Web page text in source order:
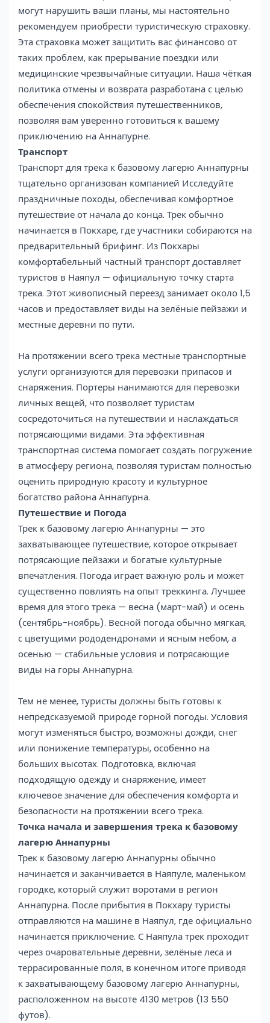
могут нарушить ваши планы, мы настоятельно
рекомендуем приобрести туристическую страховку.
Эта страховка может защитить вас финансово от
таких проблем, как прерывание поездки или
медицинские чрезвычайные ситуации. Наша чёткая
политика отмены и возврата разработана с целью
обеспечения спокойствия путешественников,
позволяя вам уверенно готовиться к вашему
приключению на Аннапурне.
Транспорт
Транспорт для трека к базовому лагерю Аннапурны
тщательно организован компанией Исследуйте
праздничные походы, обеспечивая комфортное
путешествие от начала до конца. Трек обычно
начинается в Покхаре, где участники собираются на
предварительный брифинг. Из Покхары
комфортабельный частный транспорт доставляет
туристов в Наяпул — официальную точку старта
трека. Этот живописный переезд занимает около 1,5
часов и предоставляет виды на зелёные пейзажи и
местные деревни по пути.
На протяжении всего трека местные транспортные
услуги организуются для перевозки припасов и
снаряжения. Портеры нанимаются для перевозки
личных вещей, что позволяет туристам
сосредоточиться на путешествии и наслаждаться
потрясающими видами. Эта эффективная
транспортная система помогает создать погружение
в атмосферу региона, позволяя туристам полностью
оценить природную красоту и культурное
богатство района Аннапурна.
Путешествие и Погода
Трек к базовому лагерю Аннапурны — это
захватывающее путешествие, которое открывает
потрясающие пейзажи и богатые культурные
впечатления. Погода играет важную роль и может
существенно повлиять на опыт треккинга. Лучшее
время для этого трека — весна (март-май) и осень
(сентябрь-ноябрь). Весной погода обычно мягкая,
с цветущими рододендронами и ясным небом, а
осенью — стабильные условия и потрясающие
виды на горы Аннапурна.
Тем не менее, туристы должны быть готовы к
непредсказуемой природе горной погоды. Условия
могут изменяться быстро, возможны дожди, снег
или понижение температуры, особенно на
больших высотах. Подготовка, включая
подходящую одежду и снаряжение, имеет
ключевое значение для обеспечения комфорта и
безопасности на протяжении всего трека.
Точка начала и завершения трека к базовому
лагерю Аннапурны
Трек к базовому лагерю Аннапурны обычно
начинается и заканчивается в Наяпуле, маленьком
городке, который служит воротами в регион
Аннапурна. После прибытия в Покхару туристы
отправляются на машине в Наяпул, где официально
начинается приключение. С Наяпула трек проходит
через очаровательные деревни, зелёные леса и
террасированные поля, в конечном итоге приводя
к захватывающему базовому лагерю Аннапурны,
расположенном на высоте 4130 метров (13 550
футов).